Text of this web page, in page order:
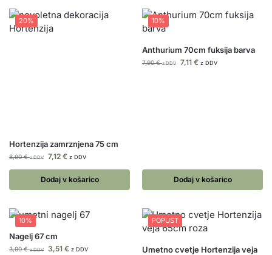
20%
Hortenzija zamrznjena 75 cm
8,90€ z DDV 7,12 € z DDV
Dodaj v košarico
10%
Anthurium 70cm fuksija barva
7,90€ z DDV 7,11 € z DDV
Dodaj v košarico
10%
Nagelj 67 cm
3,90€ z DDV 3,51 € z DDV
POPUST
Umetno cvetje Hortenzija veja